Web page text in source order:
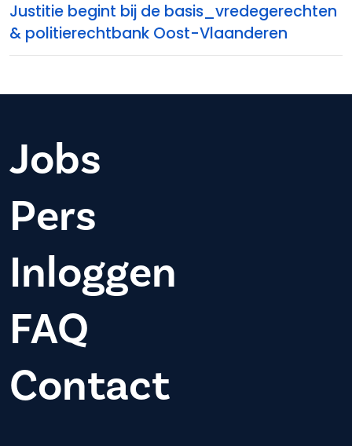
Justitie begint bij de basis_vredegerechten
& politierechtbank Oost-Vlaanderen
Jobs
Pers
Inloggen
FAQ
Contact